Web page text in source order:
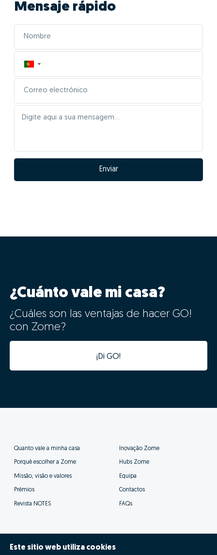
Mensaje rápido
▼
Enviar
¿Cuánto vale mi casa?
¿Cuáles son las ventajas de hacer GO!
con Zome?
¡Di GO!
Quanto vale a minha casa
Porquê escolher a Zome
Missão, visão e valores
Prémios
Revista NOTES
Inovação Zome
Hubs Zome
Equipa
Contactos
FAQs
Este sitio web utiliza cookies